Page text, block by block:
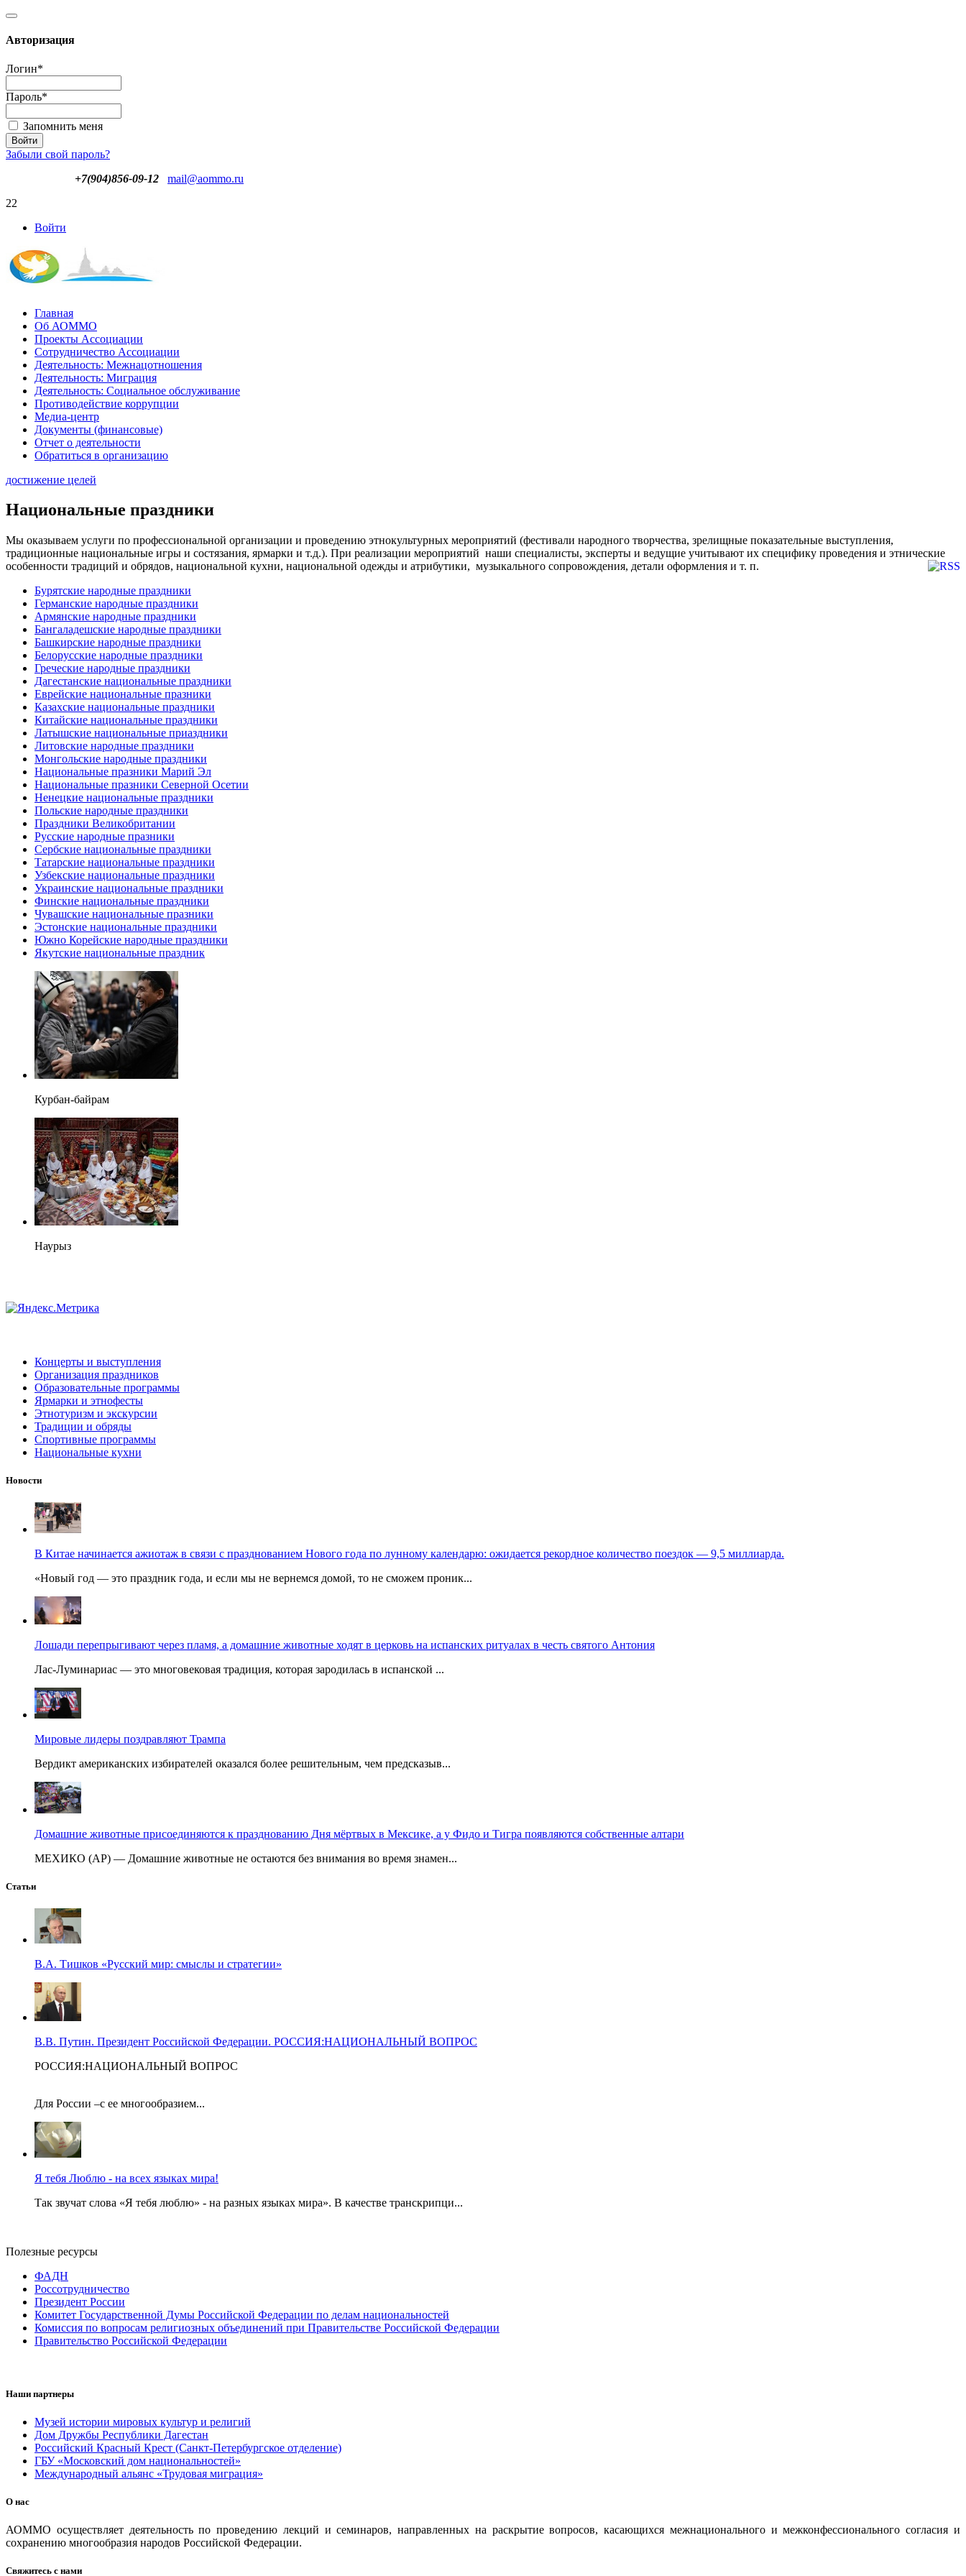
Авторизация
Логин*
Пароль*
Запомнить меня
Забыли свой пароль?
+7(904)856-09-12
mail@aommo.ru
22
Войти
Главная
Об АОММО
Проекты Ассоциации
Сотрудничество Ассоциации
Деятельность: Межнацотношения
Деятельность: Миграция
Деятельность: Социальное обслуживание
Противодействие коррупции
Медиа-центр
Документы (финансовые)
Отчет о деятельности
Обратиться в организацию
достижение целей
Национальные праздники
Мы оказываем услуги по профессиональной организации и проведению этнокультурных мероприятий (фестивали народного творчества, зрелищные показательные выступления,
традиционные национальные игры и состязания, ярмарки и т.д.). При реализации мероприятий наши специалисты, эксперты и ведущие учитывают их специфику проведения и этнические
особенности традиций и обрядов, национальной кухни, национальной одежды и атрибутики, музыкального сопровождения, детали оформления и т. п.
Бурятские народные праздники
Германские народные праздники
Армянские народные праздники
Бангаладешские народные праздники
Башкирские народные праздники
Белорусские народные праздники
Греческие народные праздники
Дагестанские национальные праздники
Еврейские национальные празники
Казахские национальные праздники
Китайские национальные праздники
Латышские национальные приаздники
Литовские народные праздники
Монгольские народные праздники
Национальные празники Марий Эл
Национальные празники Северной Осетии
Ненецкие национальные праздники
Польские народные праздники
Праздники Великобритании
Русские народные празники
Сербские национальные праздники
Татарские национальные праздники
Узбекские национальные праздники
Украинские национальные праздники
Финские национальные праздники
Чувашские национальные празники
Эстонские национальные праздники
Южно Корейские народные праздники
Якутские национальные праздник
Курбан-байрам
Наурыз
Концерты и выступления
Организация праздников
Образовательные программы
Ярмарки и этнофесты
Этнотуризм и экскурсии
Традиции и обряды
Спортивные программы
Национальные кухни
Новости
В Китае начинается ажиотаж в связи с празднованием Нового года по лунному календарю: ожидается рекордное количество поездок — 9,5 миллиарда.
«Новый год — это праздник года, и если мы не вернемся домой, то не сможем проник...
Лошади перепрыгивают через пламя, а домашние животные ходят в церковь на испанских ритуалах в честь святого Антония
Лас-Луминариас — это многовековая традиция, которая зародилась в испанской ...
Мировые лидеры поздравляют Трампа
Вердикт американских избирателей оказался более решительным, чем предсказыв...
Домашние животные присоединяются к празднованию Дня мёртвых в Мексике, а у Фидо и Тигра появляются собственные алтари
МЕХИКО (AP) — Домашние животные не остаются без внимания во время знамен...
Статьи
В.А. Тишков «Русский мир: смыслы и стратегии»
В.В. Путин. Президент Российской Федерации. РОССИЯ:НАЦИОНАЛЬНЫЙ ВОПРОС
РОССИЯ:НАЦИОНАЛЬНЫЙ ВОПРОС
Для России –с ее многообразием...
Я тебя Люблю - на всех языках мира!
Так звучат слова «Я тебя люблю» - на разных языках мира». В качестве транскрипци...
Полезные ресурсы
ФАДН
Россотрудничество
Президент России
Комитет Государственной Думы Российской Федерации по делам национальностей
Комиссия по вопросам религиозных объединений при Правительстве Российской Федерации
Правительство Российской Федерации
Наши партнеры
Музей истории мировых культур и религий
Дом Дружбы Республики Дагестан
Российский Красный Крест (Санкт-Петербургское отделение)
ГБУ «Московский дом национальностей»
Международный альянс «Трудовая миграция»
О нас
АОММО осуществляет деятельность по проведению лекций и семинаров, направленных на раскрытие вопросов, касающихся межнационального и межконфессионального согласия и
сохранению многообразия народов Российской Федерации.
Свяжитесь с нами